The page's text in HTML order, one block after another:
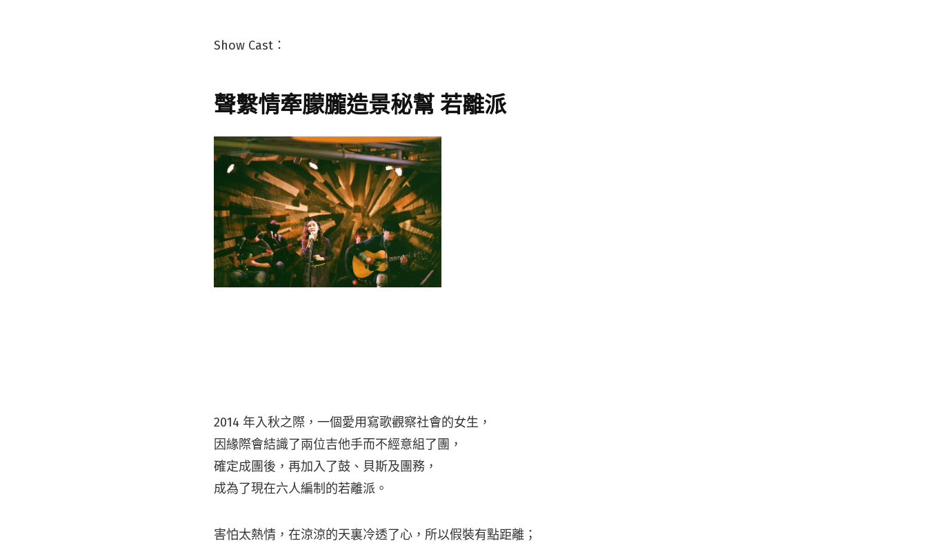
Show Cast：
聲繫情牽朦朧造景秘幫 若離派
2014 年入秋之際，一個愛用寫歌觀察社會的女生，
因緣際會結識了兩位吉他手而不經意組了團，
確定成團後，再加入了鼓、貝斯及團務，
成為了現在六人編制的若離派。
害怕太熱情，在涼涼的天裏冷透了心，所以假裝有點距離；